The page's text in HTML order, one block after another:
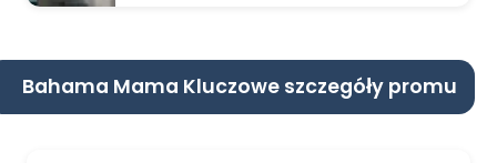
Bahama Mama Kluczowe szczegóły promu